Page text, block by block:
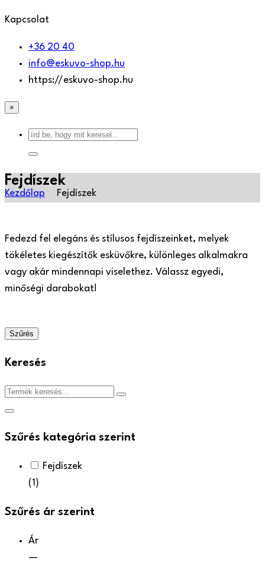
Kapcsolat
+36 20 40
info@eskuvo-shop.hu
https://eskuvo-shop.hu
×
Fejdíszek
Kezdőlap Fejdíszek
Fedezd fel elegáns és stílusos fejdíszeinket, melyek
tökéletes kiegészítők esküvőkre, különleges alkalmakra
vagy akár mindennapi viselethez. Válassz egyedi,
minőségi darabokat!
Szűrés
Keresés
Termék
keresés...
Szűrés kategória szerint
Fejdíszek
(1)
Szűrés ár szerint
Ár
—